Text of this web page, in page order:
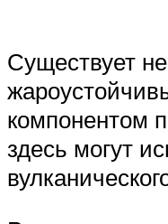
Существует
компонентом
здесь могут